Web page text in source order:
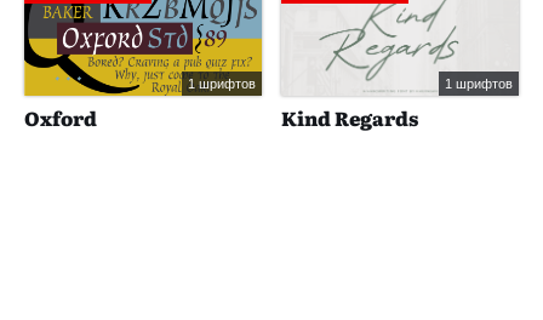
1 шрифтов
Oxford
1 шрифтов
Kind Regards